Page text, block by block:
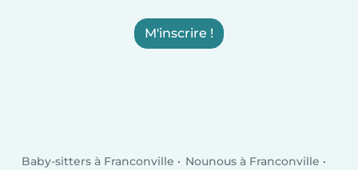
M'inscrire !
Baby-sitters à Franconville
Nounous à Franconville